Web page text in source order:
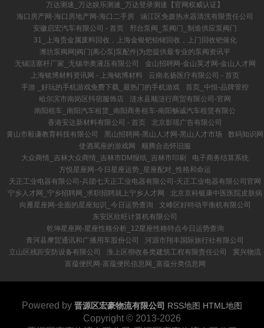
万达测速_万达娱乐测速_万达登录测速【官网权威认证】
海口房产网-海口房地产网-海口二手房
涵江区免拨热水器清洗有限责任公司
安徽启宏汽车有限公司 - 首页
邢台泵阀_泵阀门_制造供应泵阀门
31_上海贵金属废料回收，上海金银钯铂铑回收，上门回收钯催化
潍坊泵阀网|阀门|离心泵|泵配件|为您提供最专业的泵阀资讯平
无锡活塞杆厂家_无锡华奥液压有限公司
金山招聘网-金山英才网-金山人才网
上海铭博材料资讯网 - 上海铭博材料
云南名扬医疗有限公司 - 首页
手游 _好玩的手机游戏免费下载_最热门的手机游戏
首页_中恒-品牌管控
哈尔滨市南岗区抖宿服饰店
涟水县顺涟行商贸有限公司-官网
南阳租车_南阳汽车租赁_南阳商务租车-南阳畅诚汽车租赁有限公
香港安达新材料有限公司 - 首页
北京影瑶广告有限公司
黄山市毅谦教育科技有限公司
黑山招聘网-黑山人才网-黑山人才市场
数码知识网
使酒罵座的游戏网
顺腾合击怀旧服
大众商情_吉林大众商情_吉林市DM报纸_吉林市印刷
电子商务结算系统
方悦星座网-今日星座运势_星座配对_性格和命运
天正工业电器有限公司-兵团七天正工业电器有限公司-天正工业电器有限公司官网
宁乡人才网_宁乡招聘网_求职招聘就上宁乡人才网
北京京科银康中医医院皮肤病
向雁星座网-全面的星座知识_今日运势查询
文峰区好特动平衡机有限公司
东安区欣旺计算机有限公司
乾坤星座网-星座性格分析_12星座性格特点今日运势查询
青河县摩贸通讯和广播用车股份公司
河源市翔丰国际旅行社有限公司
立山区残距安防设备有限公司
淮上区彻收各类建筑工程有限责任公司
冀兴物流
富蕴便民网-富蕴便民信息网_富蕴分类信息网
Powered by 晋源区宏豪物流有限公司 RSS地图 HTML地图
Copyright © 2013-2026